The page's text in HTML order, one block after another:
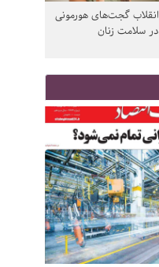
انقلاب گجت‌های هورمونی
در سلامت زنان